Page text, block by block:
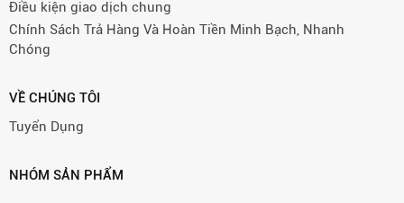
Điều kiện giao dịch chung
Chính Sách Trả Hàng Và Hoàn Tiền Minh Bạch, Nhanh
Chóng
VỀ CHÚNG TÔI
Tuyển Dụng
NHÓM SẢN PHẨM